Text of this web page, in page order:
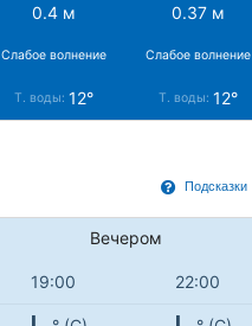
0.4 м 0.37 м
Слабое волнение Слабое волнение
Т. воды: 12° Т. воды: 12°
Подсказки
Вечером
19:00 22:00